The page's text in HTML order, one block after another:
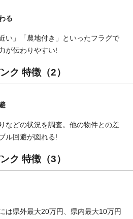
る
い」「農地付き」といったフラグで
が伝わりやすい!
ク 特徴（2）
などの状況を調査。他の物件との差
ル回避が図れる!
ク 特徴（3）
は県外最大20万円、県内最大10万円